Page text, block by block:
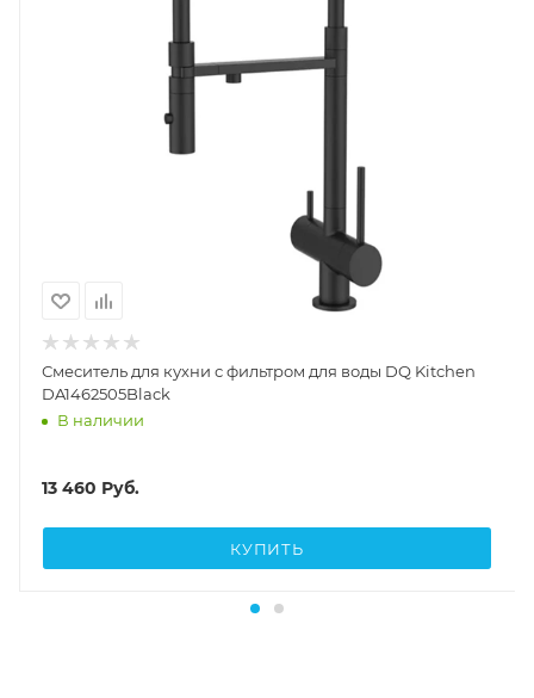
Смеситель для кухни с фильтром для воды DQ Kitchen
DA1462505Black
В наличии
13 460 Руб.
КУПИТЬ